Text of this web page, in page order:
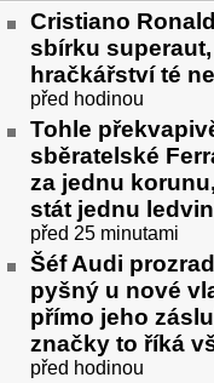
Cristiano
sbírku
hračkářství té
před hodinou
Tohle
sběratelské
za jednu
stát jednu
před 25 minutami
Šéf Audi
pyšný u nové
přímo jeho
značky to říká
před hodinou